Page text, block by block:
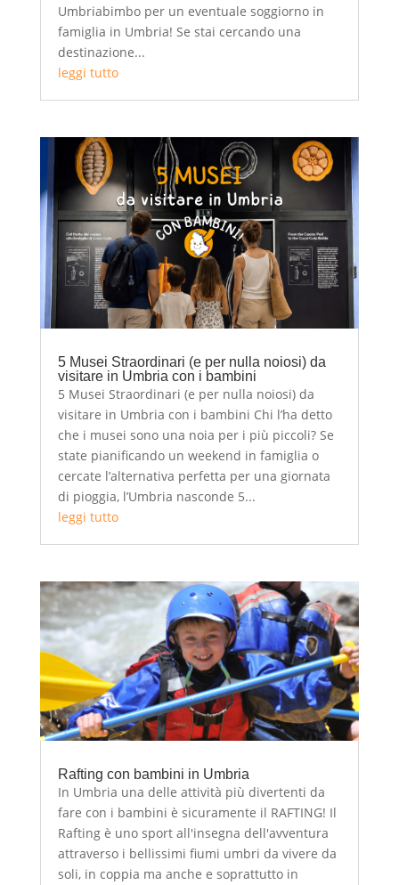
Umbriabimbo per un eventuale soggiorno in
famiglia in Umbria! Se stai cercando una
destinazione...
leggi tutto
5 Musei Straordinari (e per nulla noiosi) da
visitare in Umbria con i bambini
5 Musei Straordinari (e per nulla noiosi) da
visitare in Umbria con i bambini Chi l’ha detto
che i musei sono una noia per i più piccoli? Se
state pianificando un weekend in famiglia o
cercate l’alternativa perfetta per una giornata
di pioggia, l’Umbria nasconde 5...
leggi tutto
Rafting con bambini in Umbria
In Umbria una delle attività più divertenti da
fare con i bambini è sicuramente il RAFTING! Il
Rafting è uno sport all'insegna dell'avventura
attraverso i bellissimi fiumi umbri da vivere da
soli, in coppia ma anche e soprattutto in